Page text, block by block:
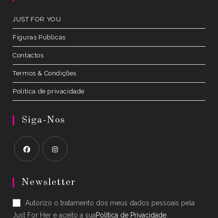
JUST FOR YOU
Figuras Públicas
Contactos
Termos & Condições
Política de privacidade
Siga-Nos
in
new
tab
in
new
tab
Newsletter
Autorizo o tratamento dos meus dados pessoais pela
Just For Her e aceito a suaPolítica de Privacidade.